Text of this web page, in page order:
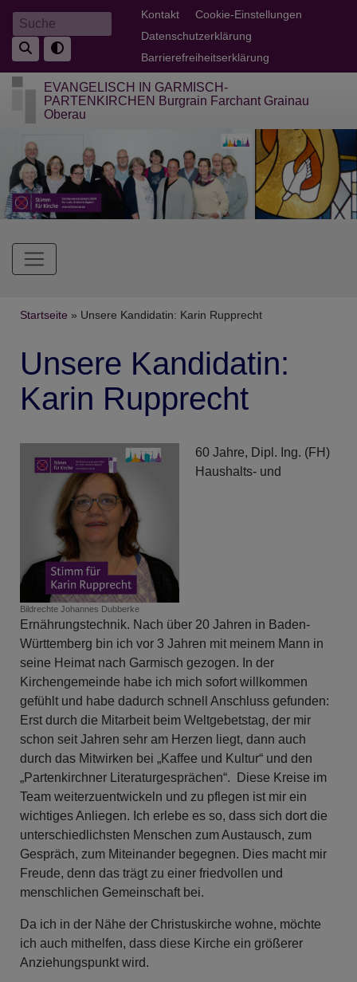
Direkt
zum
Inhalt
Suche Fußbereichsmenü
Kontakt
Cookie-Einstellungen
Datenschutzerklärung
Barrierefreiheitserklärung
EVANGELISCH IN GARMISCH-
PARTENKIRCHEN Burgrain Farchant Grainau
Oberau
Hauptnavigation
Breadcrumb
Startseite Unsere Kandidatin: Karin Rupprecht
Unsere Kandidatin:
Karin Rupprecht
Bildrechte Johannes Dubberke
60 Jahre, Dipl. Ing. (FH)
Haushalts- und
Ernährungstechnik. Nach über 20 Jahren in Baden-
Württemberg bin ich vor 3 Jahren mit meinem Mann in
seine Heimat nach Garmisch gezogen. In der
Kirchengemeinde habe ich mich sofort willkommen
gefühlt und habe dadurch schnell Anschluss gefunden:
Erst durch die Mitarbeit beim Weltgebetstag, der mir
schon seit Jahren sehr am Herzen liegt, dann auch
durch das Mitwirken bei „Kaffee und Kultur“ und den
„Partenkirchner Literaturgesprächen“. Diese Kreise im
Team weiterzuentwickeln und zu pflegen ist mir ein
wichtiges Anliegen. Ich erlebe es so, dass sich dort die
unterschiedlichsten Menschen zum Austausch, zum
Gespräch, zum Miteinander begegnen. Dies macht mir
Freude, denn das trägt zu einer friedvollen und
menschlichen Gemeinschaft bei.
Da ich in der Nähe der Christuskirche wohne, möchte
ich auch mithelfen, dass diese Kirche ein größerer
Anziehungspunkt wird.